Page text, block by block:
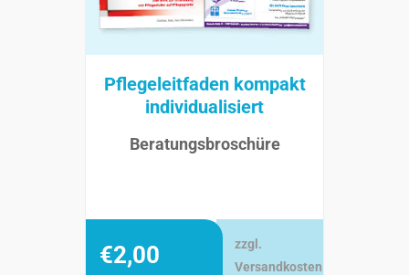
Pflegeleitfaden kompakt
individualisiert
Beratungsbroschüre
€2,00
zzgl.
Versandkosten